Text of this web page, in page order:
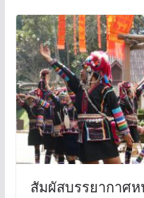
สัมผัสบรรยากาศ